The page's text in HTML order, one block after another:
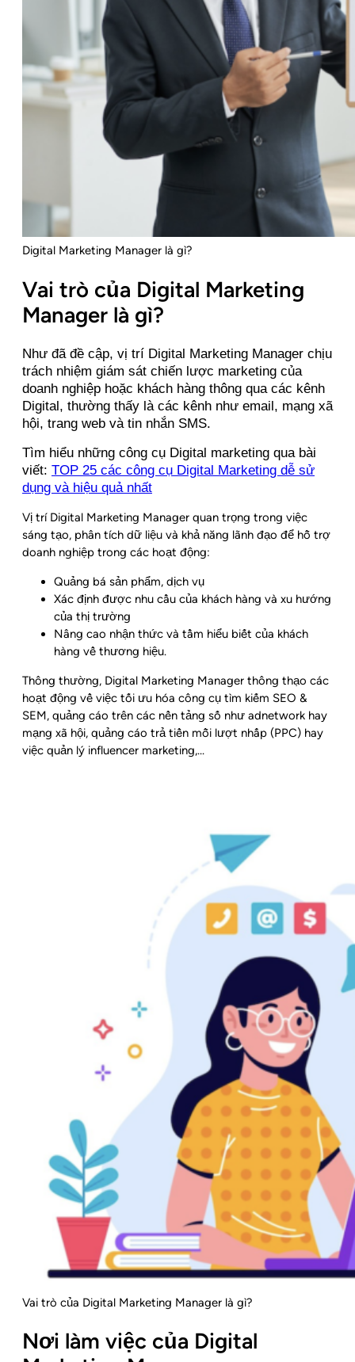
Digital Marketing Manager là gì?
Vai trò của Digital Marketing
Manager là gì?
Như đã đề cập, vị trí Digital Marketing Manager chịu
trách nhiệm giám sát chiến lược marketing của
doanh nghiệp hoặc khách hàng thông qua các kênh
Digital, thường thấy là các kênh như email, mạng xã
hội, trang web và tin nhắn SMS.
Tìm hiểu những công cụ Digital marketing qua bài
viết: TOP 25 các công cụ Digital Marketing dễ sử
dụng và hiệu quả nhất
Vị trí Digital Marketing Manager quan trọng trong việc
sáng tạo, phân tích dữ liệu và khả năng lãnh đạo để hỗ trợ
doanh nghiệp trong các hoạt động:
Quảng bá sản phẩm, dịch vụ
Xác định được nhu cầu của khách hàng và xu hướng
của thị trường
Nâng cao nhận thức và tầm hiểu biết của khách
hàng về thương hiệu.
Thông thường, Digital Marketing Manager thông thạo các
hoạt động về việc tối ưu hóa công cụ tìm kiếm SEO &
SEM, quảng cáo trên các nền tảng số như adnetwork hay
mạng xã hội, quảng cáo trả tiền mỗi lượt nhấp (PPC) hay
việc quản lý influencer marketing,…
Vai trò của Digital Marketing Manager là gì?
Nơi làm việc của Digital